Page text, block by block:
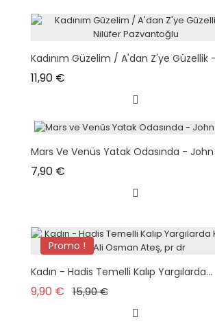
Kadınım Güzelim / A'dan Z'ye Güzellik
11,90 €
Mars Ve Venüs Yatak Odasında -
7,90 €
Promo !
Kadın - Hadis Temelli Kalıp Yargılarda...
9,90 € Prix de base
15,90 €Prix